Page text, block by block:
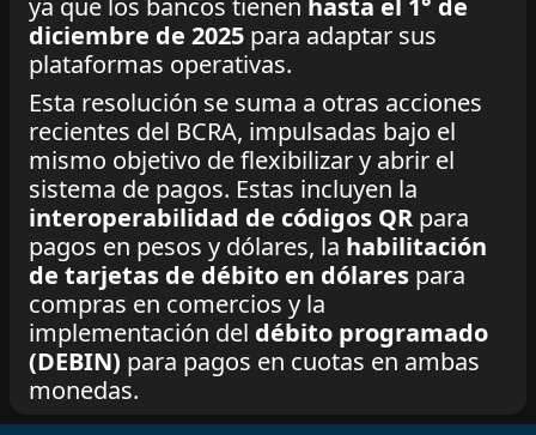
diciembre de 2025 para adaptar sus
plataformas operativas.
Esta resolución se suma a otras acciones
recientes del BCRA, impulsadas bajo el
mismo objetivo de flexibilizar y abrir el
sistema de pagos. Estas incluyen la
interoperabilidad de códigos QR para
pagos en pesos y dólares, la habilitación
de tarjetas de débito en dólares para
compras en comercios y la
implementación del débito programado
(DEBIN) para pagos en cuotas en ambas
monedas.